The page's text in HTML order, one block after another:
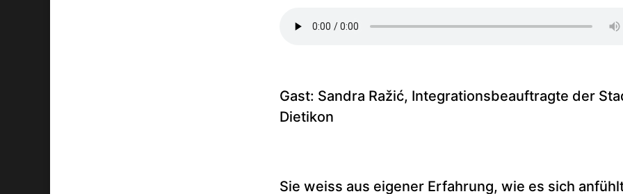
Gast: Sandra Ražić, Integrationsbeauftragte der
Dietikon
Sie weiss aus eigener Erfahrung, wie es sich